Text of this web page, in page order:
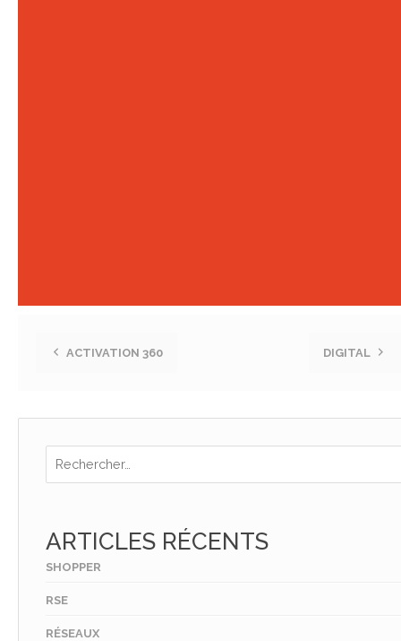
Post navigation
ACTIVATION 360 DIGITAL
Rechercher :
ARTICLES RÉCENTS
SHOPPER
RSE
RÉSEAUX